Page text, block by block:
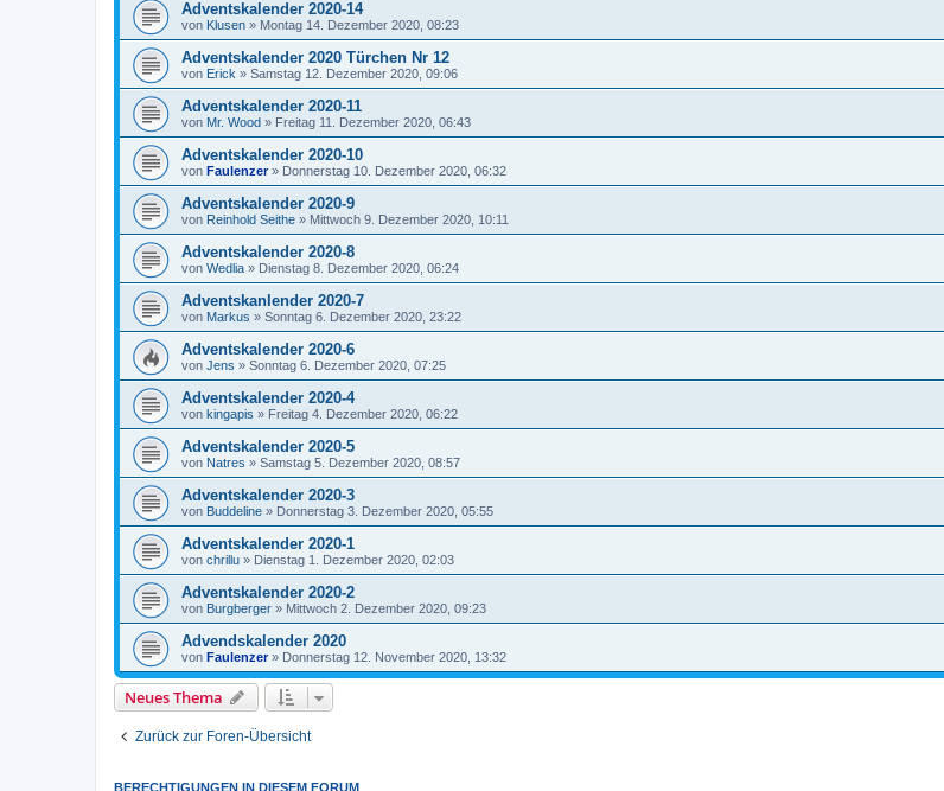
Adventskalender 2020-14
von Klusen » Montag 14. Dezember 2020, 08:23
Adventskalender 2020 Türchen Nr 12
von Erick » Samstag 12. Dezember 2020, 09:06
Adventskalender 2020-11
von Mr. Wood » Freitag 11. Dezember 2020, 06:43
Adventskalender 2020-10
von Faulenzer» Donnerstag 10. Dezember 2020, 06:32
Adventskalender 2020-9
von Reinhold Seithe » Mittwoch 9. Dezember 2020, 10:11
Adventskalender 2020-8
von Wedlia » Dienstag 8. Dezember 2020, 06:24
Adventskanlender 2020-7
von Markus » Sonntag 6. Dezember 2020, 23:22
Adventskalender 2020-6
von Jens » Sonntag 6. Dezember 2020, 07:25
Adventskalender 2020-4
von kingapis » Freitag 4. Dezember 2020, 06:22
Adventskalender 2020-5
von Natres » Samstag 5. Dezember 2020, 08:57
Adventskalender 2020-3
von Buddeline » Donnerstag 3. Dezember 2020, 05:55
Adventskalender 2020-1
von chrillu » Dienstag 1. Dezember 2020, 02:03
Adventskalender 2020-2
von Burgberger » Mittwoch 2. Dezember 2020, 09:23
Advendskalender 2020
von Faulenzer» Donnerstag 12. November 2020, 13:32
Neues Thema
Zurück zur Foren-Übersicht
BERECHTIGUNGEN IN DIESEM FORUM